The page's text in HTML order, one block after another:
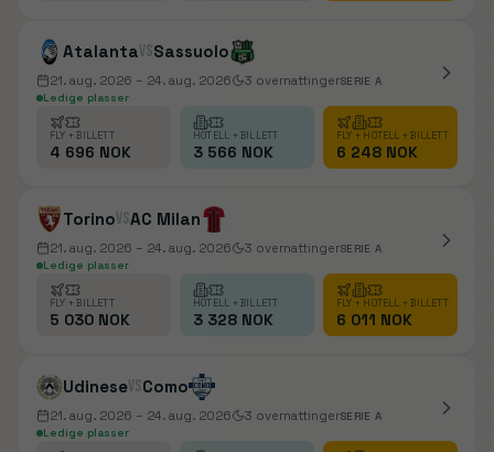
AtalantavsSassuolo
21. aug. 2026 – 24. aug. 2026 3 overnattingerSERIE A
Ledige plasser
FLY + BILLETT
4 696 NOK
HOTELL + BILLETT
3 566 NOK
FLY + HOTELL + BILLETT
6 248 NOK
TorinovsAC Milan
21. aug. 2026 – 24. aug. 2026 3 overnattingerSERIE A
Ledige plasser
FLY + BILLETT
5 030 NOK
HOTELL + BILLETT
3 328 NOK
FLY + HOTELL + BILLETT
6 011 NOK
UdinesevsComo
21. aug. 2026 – 24. aug. 2026 3 overnattingerSERIE A
Ledige plasser